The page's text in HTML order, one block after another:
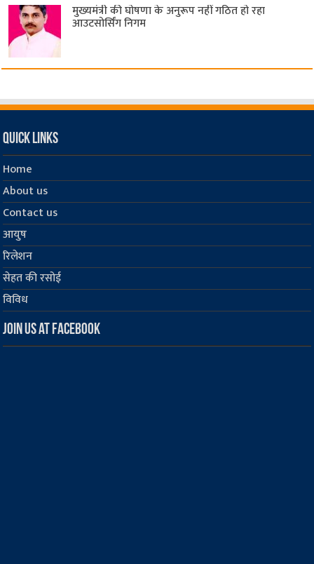
मुख्यमंत्री की घोषणा के अनुरूप नहीं गठित हो रहा
आउटसोर्सिंग निगम
Quick Links
Home
About us
Contact us
आयुष
रिलेशन
सेहत की रसोई
विविध
Join us at Facebook